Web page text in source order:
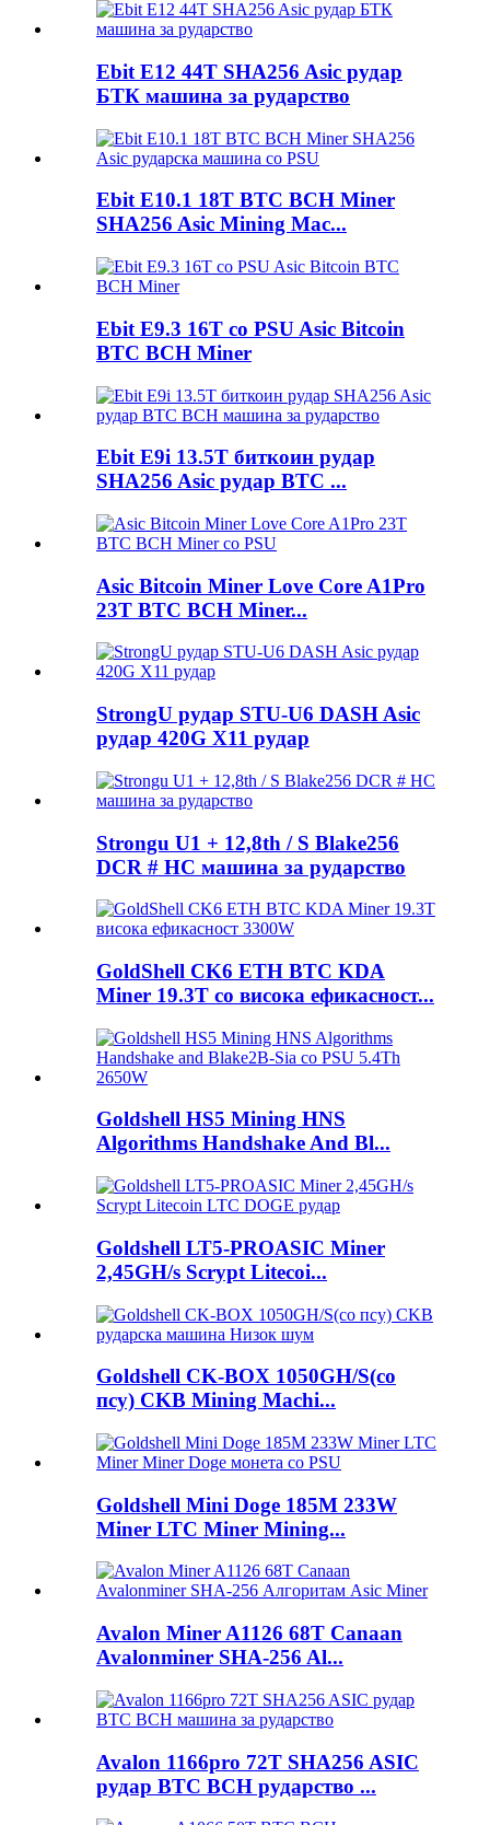
Ebit E12 44T SHA256 Asic рудар
БТК машина за рударство
Ebit E10.1 18T BTC BCH Miner
SHA256 Asic Mining Mac...
Ebit E9.3 16T со PSU Asic Bitcoin
BTC BCH Miner
Ebit E9i 13.5T биткоин рудар
SHA256 Asic рудар BTC ...
Asic Bitcoin Miner Love Core A1Pro
23T BTC BCH Miner...
StrongU рудар STU-U6 DASH Asic
рудар 420G X11 рудар
Strongu U1 + 12,8th / S Blake256
DCR # HC машина за рударство
GoldShell CK6 ETH BTC KDA
Miner 19.3T со висока ефикасност...
Goldshell HS5 Mining HNS
Algorithms Handshake And Bl...
Goldshell LT5-PROASIC Miner
2,45GH/s Scrypt Litecoi...
Goldshell CK-BOX 1050GH/S(со
псу) CKB Mining Machi...
Goldshell Mini Doge 185M 233W
Miner LTC Miner Mining...
Avalon Miner A1126 68T Canaan
Avalonminer SHA-256 Al...
Avalon 1166pro 72T SHA256 ASIC
рудар BTC BCH рударство ...